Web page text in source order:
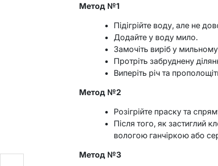
Метод №1
Підігрійте воду, але не
Додайте у воду мило.
Замочіть виріб у
Протріть забруднену
Виперіть річ та
Метод №2
Розігрійте праску та
Після того, як застиглий
вологою ганчіркою або
Метод №3